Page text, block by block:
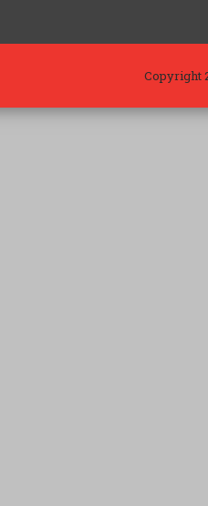
Copyright